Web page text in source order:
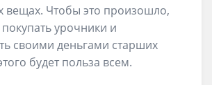
вещах. Чтобы это произошло,
урочники и
своими деньгами старших
будет польза всем.